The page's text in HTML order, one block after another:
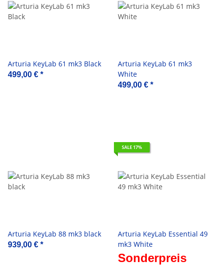
Arturia KeyLab 61 mk3 Black
499,00 € *
Arturia KeyLab 61 mk3
White
499,00 € *
Arturia KeyLab 88 mk3 black
939,00 € *
SALE 17%
Arturia KeyLab Essential 49
mk3 White
Sonderpreis